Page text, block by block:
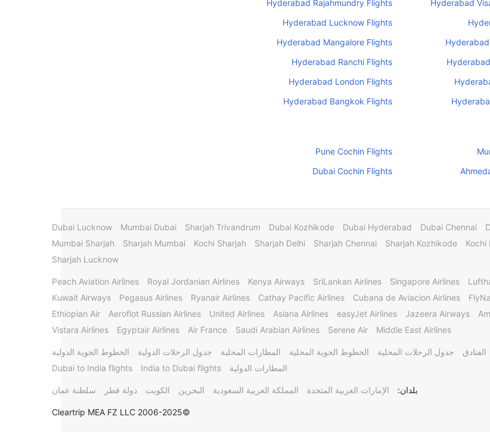
Hyderabad
Hyderabad Rajahmundry Flights
Hyderabad Lucknow Flights
Hyderabad Mangalore Flights
Hyderabad Ranchi Flights
Hyderabad London Flights
Hyderabad Bangkok Flights
Pune Cochin Flights
Dubai Cochin Flights
Dubai Chennai
Dubai Hyderabad
Dubai Kozhikode
Sharjah Trivandrum
Mumbai Dubai
Dubai Lucknow
Kochi
Sharjah Kozhikode
Sharjah Chennai
Sharjah Delhi
Kochi Sharjah
Sharjah Mumbai
Mumbai Sharjah
Sharjah Lucknow
Singapore Airlines
SriLankan Airlines
Kenya Airways
Royal Jordanian Airlines
Peach Aviation Airlines
Cubana de Aviacion Airlines
Cathay Pacific Airlines
Ryanair Airlines
Pegasus Airlines
Kuwait Airways
Jazeera Airways
easyJet Airlines
Asiana Airlines
United Airlines
Aeroflot Russian Airlines
Ethiopian Air
Middle East Airlines
Serene Air
Saudi Arabian Airlines
Air France
Egyptair Airlines
Vistara Airlines
الفنادق جدول الرحلات المحلية الخطوط الجوية المحلية المطارات المحلية جدول الرحلات الدولية
الخطوط الجوية الدولية
المطارات الدولية
India to Dubai flights
Dubai to India flights
بلدان: الإمارات العربية المتحدة المملكة العربية السعودية البحرين الكويت دولة قطر سلطنة عمان
©2006-2025 Cleartrip MEA FZ LLC